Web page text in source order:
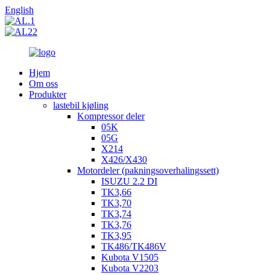
English
Hjem
Om oss
Produkter
lastebil kjøling
Kompressor deler
05K
05G
X214
X426/X430
Motordeler (pakningsoverhalingssett)
ISUZU 2.2 DI
TK3,66
TK3,70
TK3,74
TK3,76
TK3,95
TK486/TK486V
Kubota V1505
Kubota V2203